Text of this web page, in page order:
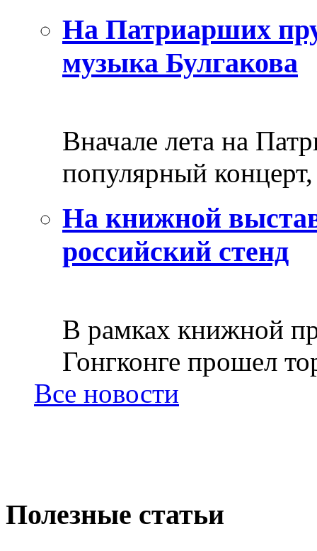
На Патриарших
музыка Булгакова
Вначале лета на
популярный
На книжной
российский стенд
В рамках книжной
Гонгконге прошел
Все новости
Полезные статьи